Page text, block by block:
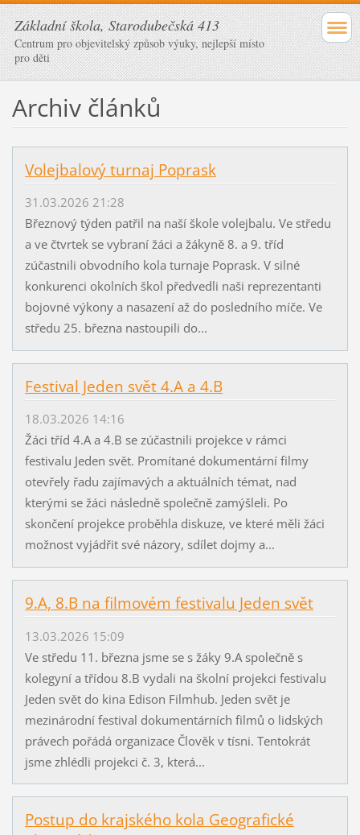
Základní škola, Starodubečská 413
Centrum pro objevitelský způsob výuky, nejlepší místo
pro děti
Archiv článků
Volejbalový turnaj Poprask
31.03.2026 21:28
Březnový týden patřil na naší škole volejbalu. Ve středu
a ve čtvrtek se vybraní žáci a žákyně 8. a 9. tříd
zúčastnili obvodního kola turnaje Poprask. V silné
konkurenci okolních škol předvedli naši reprezentanti
bojovné výkony a nasazení až do posledního míče. Ve
středu 25. března nastoupili do...
Festival Jeden svět 4.A a 4.B
18.03.2026 14:16
Žáci tříd 4.A a 4.B se zúčastnili projekce v rámci
festivalu Jeden svět. Promítané dokumentární filmy
otevřely řadu zajímavých a aktuálních témat, nad
kterými se žáci následně společně zamýšleli. Po
skončení projekce proběhla diskuze, ve které měli žáci
možnost vyjádřit své názory, sdílet dojmy a...
9.A, 8.B na filmovém festivalu Jeden svět
13.03.2026 15:09
Ve středu 11. března jsme se s žáky 9.A společně s
kolegyní a třídou 8.B vydali na školní projekci festivalu
Jeden svět do kina Edison Filmhub. Jeden svět je
mezinárodní festival dokumentárních filmů o lidských
právech pořádá organizace Člověk v tísni. Tentokrát
jsme zhlédli projekci č. 3, která...
Postup do krajského kola Geografické